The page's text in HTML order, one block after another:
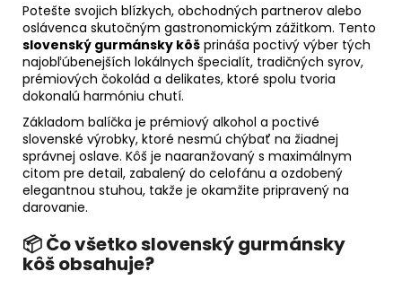
Potešte svojich blízkych, obchodných partnerov alebo
oslávenca skutočným gastronomickým zážitkom. Tento
slovenský gurmánsky kôš prináša poctivý výber tých
najobľúbenejších lokálnych špecialít, tradičných syrov,
prémiových čokolád a delikates, ktoré spolu tvoria
dokonalú harmóniu chutí.
Základom balíčka je prémiový alkohol a poctivé
slovenské výrobky, ktoré nesmú chýbať na žiadnej
správnej oslave. Kôš je naaranžovaný s maximálnym
citom pre detail, zabalený do celofánu a ozdobený
elegantnou stuhou, takže je okamžite pripravený na
darovanie.
📦 Čo všetko slovenský gurmánsky
kôš obsahuje?